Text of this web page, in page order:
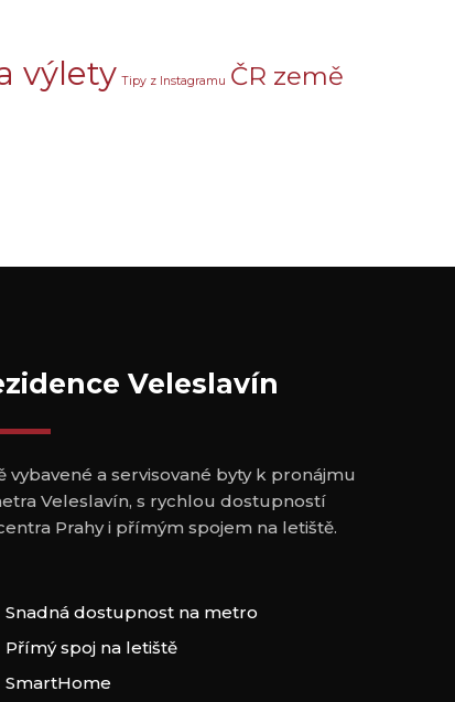
výlety Tipy z Instagramu ČR země
Veleslavín
vybavené a servisované byty k pronájmu
Veleslavín, s rychlou dostupností
Prahy i přímým spojem na letiště.
Snadná dostupnost na metro
Přímý spoj na letiště
SmartHome